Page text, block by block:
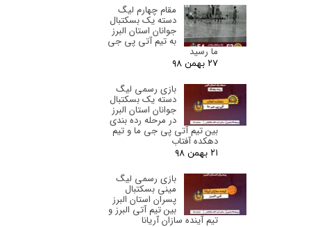
مقام چهارم لیگ
دسته یک بسکتبال
جوانان استان البرز‌
به تیم آتی پی جی
ما رسید
۲۷ بهمن ۹۸
بازی رسمی لیگ
دسته یک بسکتبال
جوانان استان البرز‌
در مرحله رده بندی
بین تیم آتی پی جی ما و تیم
دهکده آفتاب
۲۱ بهمن ۹۸
بازی رسمی لیگ
مینی بسکتبال
پسران استان البرز‌
بین تیم آتی البرز و
تیم آینده سازان آریانا